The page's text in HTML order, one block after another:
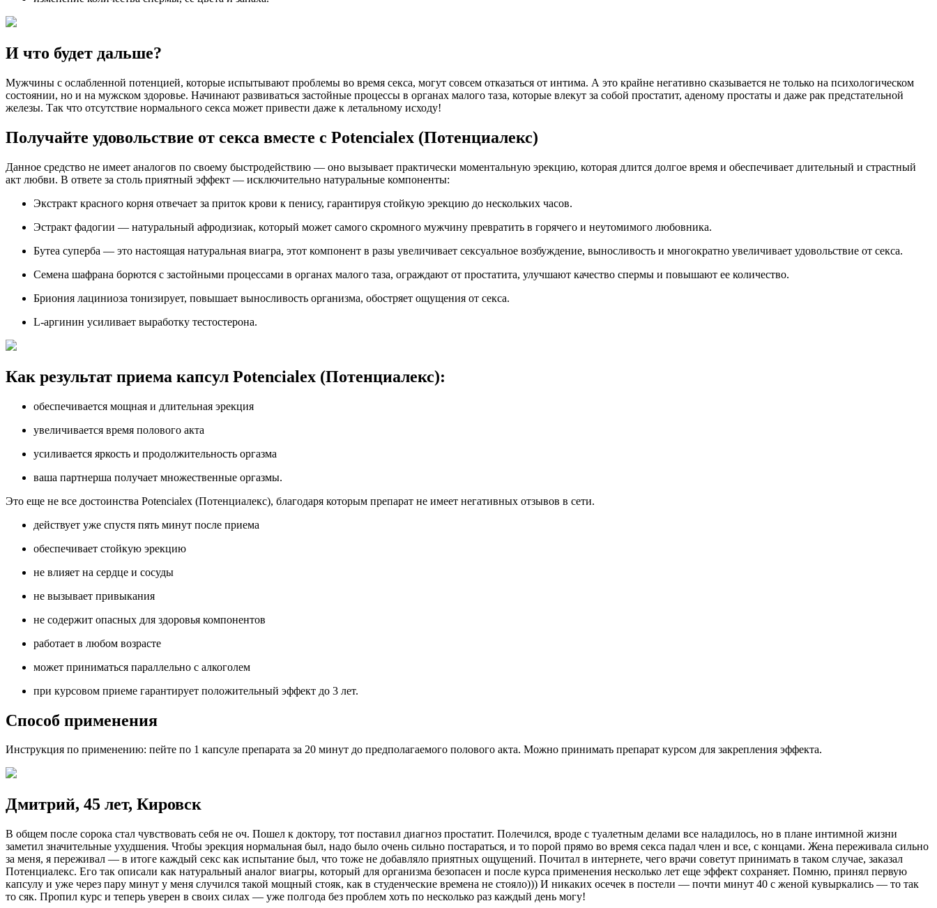
И что будет дальше?
Мужчины с ослабленной потенцией, которые испытывают проблемы во время секса, могут совсем отказаться от интима. А это крайне негативно сказывается не только на психологическом
состоянии, но и на мужском здоровье. Начинают развиваться застойные процессы в органах малого таза, которые влекут за собой простатит, аденому простаты и даже рак предстательной
железы. Так что отсутствие нормального секса может привести даже к летальному исходу!
Получайте удовольствие от секса вместе с Potencialex (Потенциалекс)
Данное средство не имеет аналогов по своему быстродействию — оно вызывает практически моментальную эрекцию, которая длится долгое время и обеспечивает длительный и страстный
акт любви. В ответе за столь приятный эффект — исключительно натуральные компоненты:
Экстракт красного корня отвечает за приток крови к пенису, гарантируя стойкую эрекцию до нескольких часов.
Эстракт фадогии — натуральный афродизиак, который может самого скромного мужчину превратить в горячего и неутомимого любовника.
Бутеа суперба — это настоящая натуральная виагра, этот компонент в разы увеличивает сексуальное возбуждение, выносливость и многократно увеличивает удовольствие от секса.
Семена шафрана борются с застойными процессами в органах малого таза, ограждают от простатита, улучшают качество спермы и повышают ее количество.
Бриония лациниоза тонизирует, повышает выносливость организма, обостряет ощущения от секса.
L-аргинин усиливает выработку тестостерона.
Как результат приема капсул Potencialex (Потенциалекс):
обеспечивается мощная и длительная эрекция
увеличивается время полового акта
усиливается яркость и продолжительность оргазма
ваша партнерша получает множественные оргазмы.
Это еще не все достоинства Potencialex (Потенциалекс), благодаря которым препарат не имеет негативных отзывов в сети.
действует уже спустя пять минут после приема
обеспечивает стойкую эрекцию
не влияет на сердце и сосуды
не вызывает привыкания
не содержит опасных для здоровья компонентов
работает в любом возрасте
может приниматься параллельно с алкоголем
при курсовом приеме гарантирует положительный эффект до 3 лет.
Способ применения
Инструкция по применению: пейте по 1 капсуле препарата за 20 минут до предполагаемого полового акта. Можно принимать препарат курсом для закрепления эффекта.
Дмитрий, 45 лет, Кировск
В общем после сорока стал чувствовать себя не оч. Пошел к доктору, тот поставил диагноз простатит. Полечился, вроде с туалетным делами все наладилось, но в плане интимной жизни
заметил значительные ухудшения. Чтобы эрекция нормальная был, надо было очень сильно постараться, и то порой прямо во время секса падал член и все, с концами. Жена переживала сильно
за меня, я переживал — в итоге каждый секс как испытание был, что тоже не добавляло приятных ощущений. Почитал в интернете, чего врачи советут принимать в таком случае, заказал
Потенциалекс. Его так описали как натуральный аналог виагры, который для организма безопасен и после курса применения несколько лет еще эффект сохраняет. Помню, принял первую
капсулу и уже через пару минут у меня случился такой мощный стояк, как в студенческие времена не стояло))) И никаких осечек в постели — почти минут 40 с женой кувыркались — то так
то сяк. Пропил курс и теперь уверен в своих силах — уже полгода без проблем хоть по несколько раз каждый день могу!